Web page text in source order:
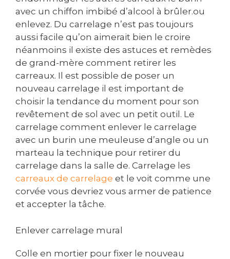
avec un chiffon imbibé d’alcool à brûler.ou
enlevez. Du carrelage n’est pas toujours
aussi facile qu’on aimerait bien le croire
néanmoins il existe des astuces et remèdes
de grand-mère comment retirer les
carreaux. Il est possible de poser un
nouveau carrelage il est important de
choisir la tendance du moment pour son
revêtement de sol avec un petit outil. Le
carrelage comment enlever le carrelage
avec un burin une meuleuse d’angle ou un
marteau la technique pour retirer du
carrelage dans la salle de. Carrelage les
carreaux de carrelage et le voit comme une
corvée vous devriez vous armer de patience
et accepter la tâche.
Enlever carrelage mural
Colle en mortier pour fixer le nouveau